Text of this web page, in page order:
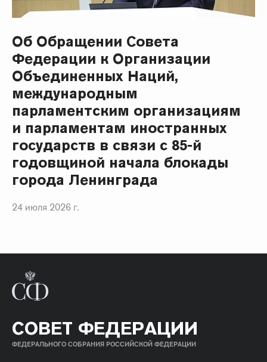
Об Обращении Совета
Федерации к Организации
Объединенных Наций,
международным
парламентским организациям
и парламентам иностранных
государств в связи с 85-й
годовщиной начала блокады
города Ленинграда
24 июля 2026 г.
СОВЕТ ФЕДЕРАЦИИ
ФЕДЕРАЛЬНОГО СОБРАНИЯ РОССИЙСКОЙ ФЕДЕРАЦИИ